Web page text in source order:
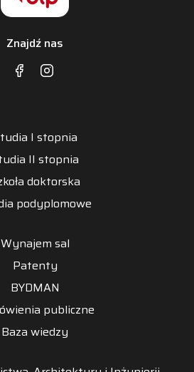
Znajdź nas
I stopnia
II stopnia
doktorska
podyplomowe
Wynajem sal
Patenty
BYDMAN
publiczne
Baza wiedzy